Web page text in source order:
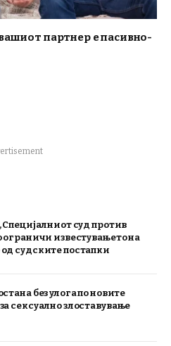
партнер е пасивно-
Специјалниот суд против
ограничи известувањето на
судските постапки
без улога по новите
сексуално злоставување